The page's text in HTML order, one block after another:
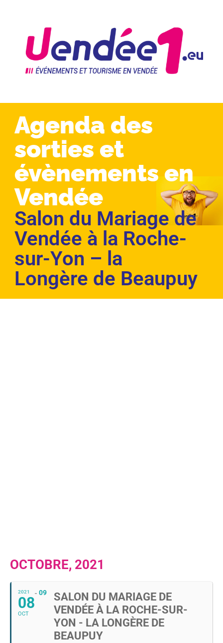
Agenda des
sorties et
évènements en
Vendée
Salon du Mariage de
Vendée à la Roche-
sur-Yon – la
Longère de Beaupuy
OCTOBRE, 2021
2021
08
OCT
09
SALON DU MARIAGE DE
VENDÉE À LA ROCHE-SUR-
YON - LA LONGÈRE DE
BEAUPUY